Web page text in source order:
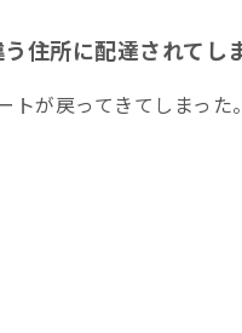
住所に配達されてし
が戻ってきてしまった